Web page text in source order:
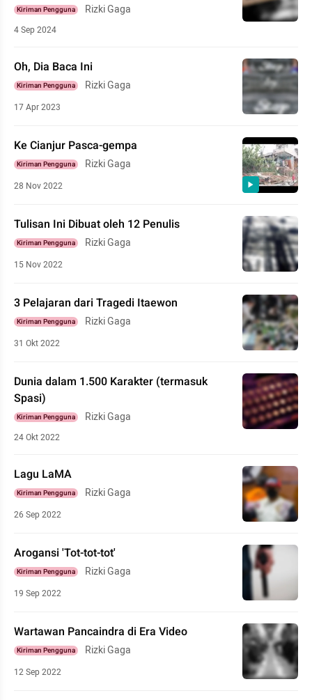
Kiriman Pengguna Rizki Gaga
4 Sep 2024
Oh, Dia Baca Ini
Kiriman Pengguna Rizki Gaga
17 Apr 2023
Ke Cianjur Pasca-gempa
Kiriman Pengguna Rizki Gaga
28 Nov 2022
Tulisan Ini Dibuat oleh 12 Penulis
Kiriman Pengguna Rizki Gaga
15 Nov 2022
3 Pelajaran dari Tragedi Itaewon
Kiriman Pengguna Rizki Gaga
31 Okt 2022
Dunia dalam 1.500 Karakter (termasuk
Spasi)
Kiriman Pengguna Rizki Gaga
24 Okt 2022
Lagu LaMA
Kiriman Pengguna Rizki Gaga
26 Sep 2022
Arogansi 'Tot-tot-tot'
Kiriman Pengguna Rizki Gaga
19 Sep 2022
Wartawan Pancaindra di Era Video
Kiriman Pengguna Rizki Gaga
12 Sep 2022